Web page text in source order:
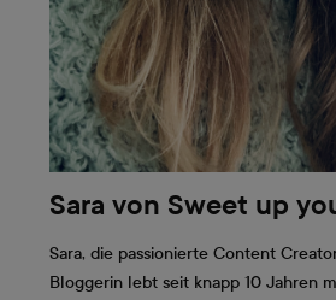
Sara von Sweet up
Sara, die passionierte Content
Bloggerin lebt seit knapp 10 Jahren